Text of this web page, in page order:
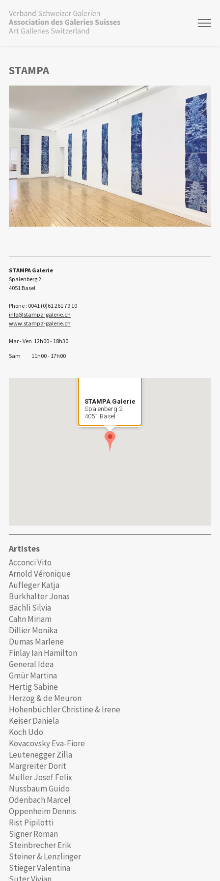
STAMPA
STAMPA Galerie
Spalenberg 2
4051 Basel
Phone : 0041 (0)61 261 79 10
info
stampa-galerie.ch
www.stampa-galerie.ch
Mar - Ven 12h00 - 18h30
Sam 11h00 - 17h00
STAMPA Galerie
Spalenberg 2
4051 Basel
Artistes
Acconci Vito
Arnold Véronique
Aufleger Katja
Burkhalter Jonas
Bächli Silvia
Cahn Miriam
Dillier Monika
Dumas Marlene
Finlay Ian Hamilton
General Idea
Gmür Martina
Hertig Sabine
Herzog & de Meuron
Hohenbüchler Christine & Irene
Keiser Daniela
Koch Udo
Kovacovsky Eva-Fiore
Leutenegger Zilla
Margreiter Dorit
Müller Josef Felix
Nussbaum Guido
Odenbach Marcel
Oppenheim Dennis
Rist Pipilotti
Signer Roman
Steinbrecher Erik
Steiner & Lenzlinger
Stieger Valentina